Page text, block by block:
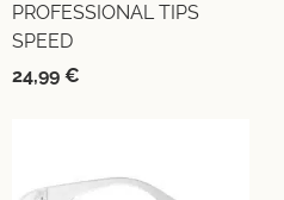
PROFESSIONAL TIPS
SPEED
24,99 €